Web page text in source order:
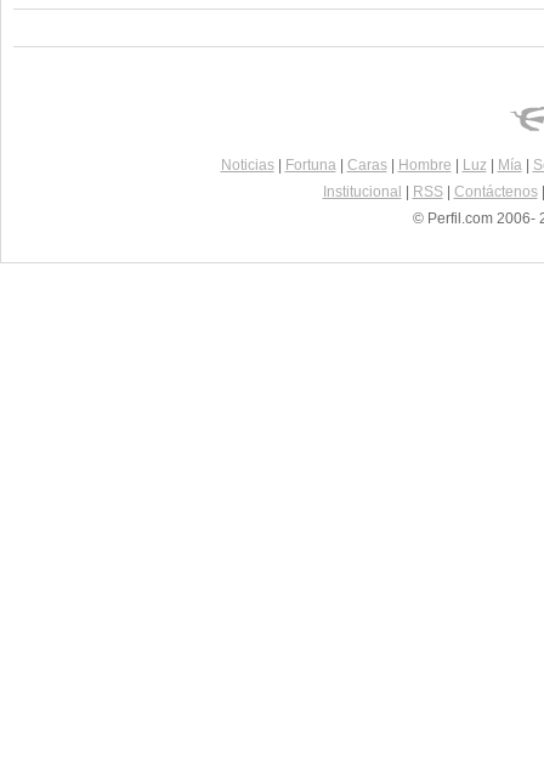
Noticias| Fortuna| Caras| Hombre Luz| Mía|
Institucional
RSS| Contáctenos
© Perfil.com 2006-